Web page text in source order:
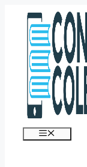
contenido
Menú